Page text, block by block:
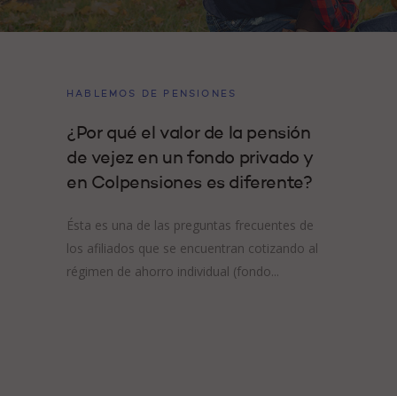
HABLEMOS DE PENSIONES
¿Por qué el valor de la pensión
de vejez en un fondo privado y
en Colpensiones es diferente?
Ésta es una de las preguntas frecuentes de
los afiliados que se encuentran cotizando al
régimen de ahorro individual (fondo...